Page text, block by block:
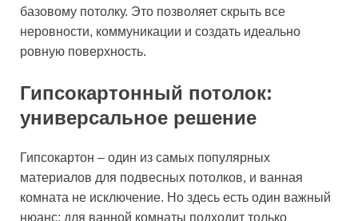
базовому потолку. Это позволяет скрыть все
неровности, коммуникации и создать идеально
ровную поверхность.
Гипсокартонный потолок:
универсальное решение
Гипсокартон – один из самых популярных
материалов для подвесных потолков, и ванная
комната не исключение. Но здесь есть один важный
нюанс: для ванной комнаты подходит только